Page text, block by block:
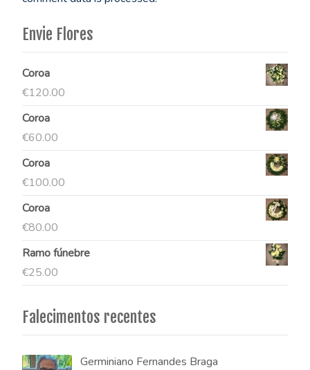
Envie Flores
Coroa
€120.00
Coroa
€60.00
Coroa
€100.00
Coroa
€80.00
Ramo fúnebre
€25.00
Falecimentos recentes
Germiniano Fernandes Braga